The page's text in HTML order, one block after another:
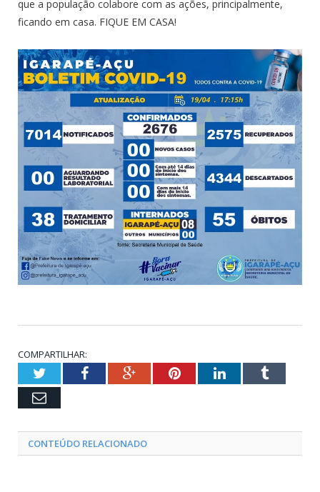
que a população colabore com as ações, principalmente,
ficando em casa. FIQUE EM CASA!
COMPARTILHAR:
TwitterFacebookGoogle+PinterestLinkedInTumblr
Email
CONTEÚDO RELACIONADO